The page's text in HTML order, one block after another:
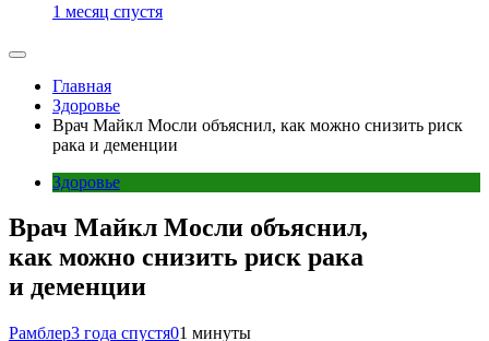
1 месяц спустя
Главная
Здоровье
Врач Майкл Мосли объяснил, как можно снизить риск
рака и деменции
Здоровье
Врач Майкл Мосли объяснил,
как можно снизить риск рака
и деменции
Рамблер3 года спустя01 минуты